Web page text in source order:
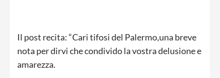
Il post recita: “Cari tifosi del Palermo,una breve
nota per dirvi che condivido la vostra delusione e
amarezza.